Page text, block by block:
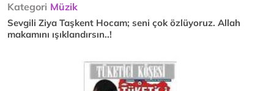
Kategori Müzik
Sevgili Ziya Taşkent Hocam; seni çok özlüyoruz. Allah
makamını ışıklandırsın..!